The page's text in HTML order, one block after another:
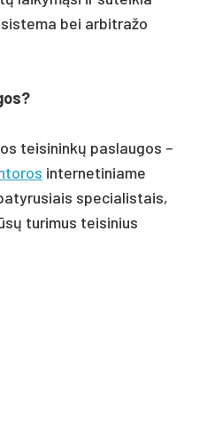
bei arbitražo
teisininkų paslaugos –
internetiniame
specialistais,
turimus teisinius